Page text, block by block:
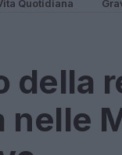
Quotidiana
della
nelle